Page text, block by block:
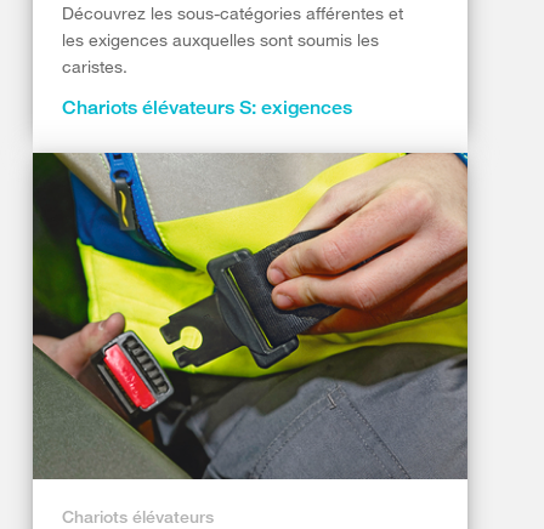
Découvrez les sous-catégories afférentes et
les exigences auxquelles sont soumis les
caristes.
Chariots élévateurs S: exigences
Chariots élévateurs